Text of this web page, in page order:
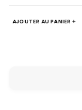
AJOUTER AU PANIER